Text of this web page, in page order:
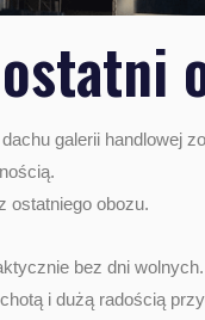
galerii handlowej
ostatniego obozu.
bez dni
i dużą radością